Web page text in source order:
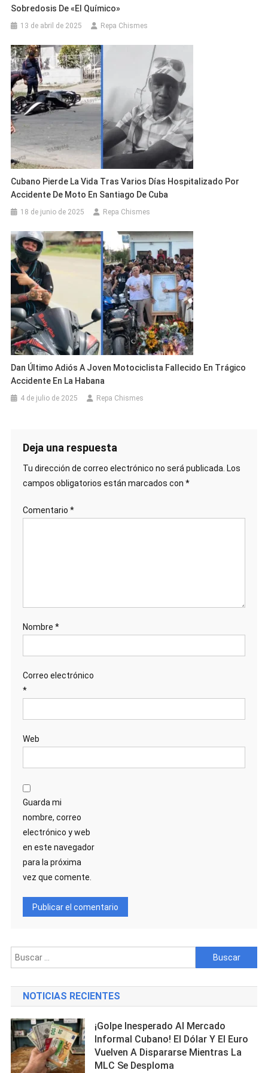
Sobredosis De «El Químico»
13 de abril de 2025 Repa Chismes
Cubano Pierde La Vida Tras Varios Días Hospitalizado Por
Accidente De Moto En Santiago De Cuba
18 de junio de 2025 Repa Chismes
Dan Último Adiós A Joven Motociclista Fallecido En Trágico
Accidente En La Habana
4 de julio de 2025 Repa Chismes
Deja una respuesta
Tu dirección de correo electrónico no será publicada. Los
campos obligatorios están marcados con *
Comentario *
Nombre *
Correo electrónico
*
Web
Guarda mi
nombre, correo
electrónico y web
en este navegador
para la próxima
vez que comente.
Buscar:
NOTICIAS RECIENTES
¡Golpe Inesperado Al Mercado
Informal Cubano! El Dólar Y El Euro
Vuelven A Dispararse Mientras La
MLC Se Desploma